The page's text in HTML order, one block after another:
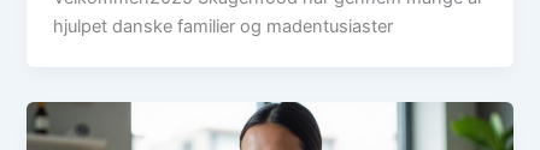
hjulpet danske familier og madentusiaster